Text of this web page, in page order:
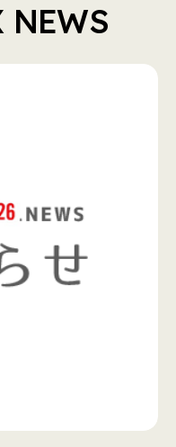
NEWS